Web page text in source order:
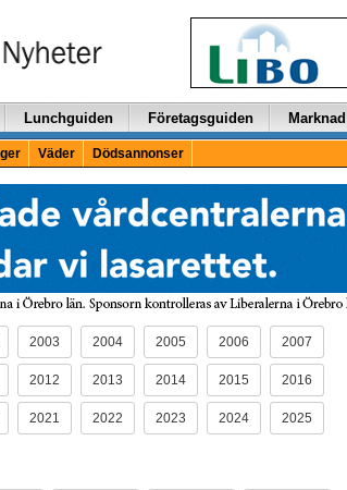
Lunchguiden Företagsguiden Marknad
Väder Dödsannonser
2003 2004 2005 2006 2007
2012 2013 2014 2015 2016
2021 2022 2023 2024 2025